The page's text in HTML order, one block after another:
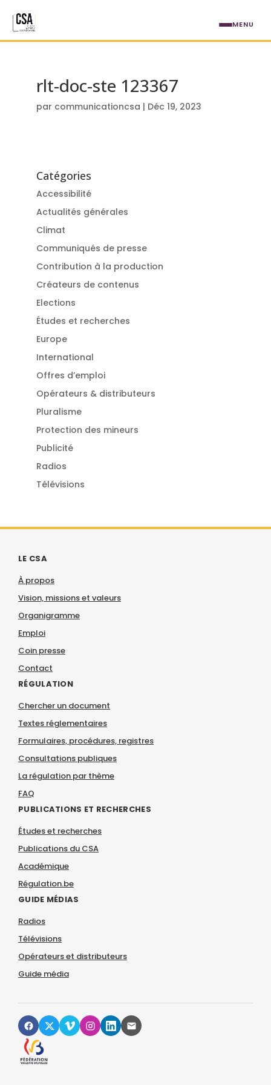
rlt-doc-ste 123367
par communicationcsa | Déc 19, 2023
Catégories
Accessibilité
Actualités générales
Climat
Communiqués de presse
Contribution à la production
Créateurs de contenus
Elections
Études et recherches
Europe
International
Offres d’emploi
Opérateurs & distributeurs
Pluralisme
Protection des mineurs
Publicité
Radios
Télévisions
LE CSA
À propos
Vision, missions et valeurs
Organigramme
Emploi
Coin presse
Contact
RÉGULATION
Chercher un document
Textes réglementaires
Formulaires, procédures, registres
Consultations publiques
La régulation par thème
FAQ
PUBLICATIONS ET RECHERCHES
Études et recherches
Publications du CSA
Académique
Régulation.be
GUIDE MÉDIAS
Radios
Télévisions
Opérateurs et distributeurs
Guide média
MENU